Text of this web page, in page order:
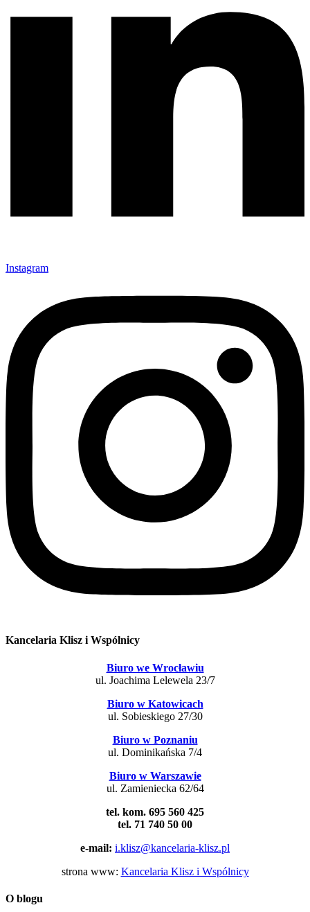
Instagram
Kancelaria Klisz i Wspólnicy
Biuro we Wrocławiu
ul. Joachima Lelewela 23/7
Biuro w Katowicach
ul. Sobieskiego 27/30
Biuro w Poznaniu
ul. Dominikańska 7/4
Biuro w Warszawie
ul. Zamieniecka 62/64
tel. kom. 695 560 425
tel. 71 740 50 00
e-mail: i.klisz@kancelaria-klisz.pl
strona www: Kancelaria Klisz i Wspólnicy
O blogu